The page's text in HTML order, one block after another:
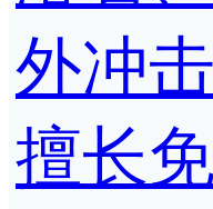
外冲
擅长